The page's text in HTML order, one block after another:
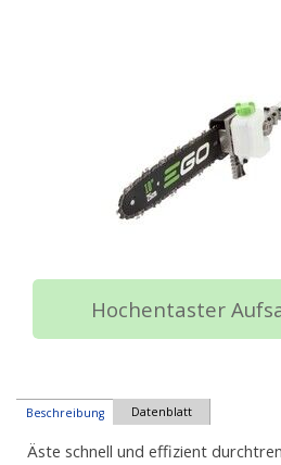
Hochentaster
Beschreibung Datenblatt
Äste schnell und effizient